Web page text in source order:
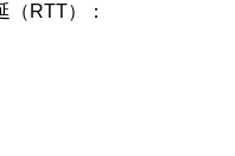
RTT）：